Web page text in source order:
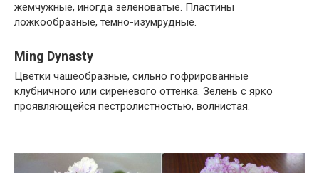
жемчужные, иногда зеленоватые. Пластины
ложкообразные, темно-изумрудные.
Ming Dynasty
Цветки чашеобразные, сильно гофрированные
клубничного или сиреневого оттенка. Зелень с ярко
проявляющейся пестролистностью, волнистая.